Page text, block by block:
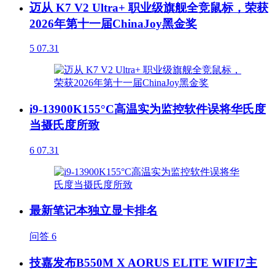
迈从 K7 V2 Ultra+ 职业级旗舰全竞鼠标，荣获
2026年第十一届ChinaJoy黑金奖
5 07.31
i9-13900K155°C高温实为监控软件误将华氏度
当摄氏度所致
6 07.31
最新笔记本独立显卡排名
问答 6
技嘉发布B550M X AORUS ELITE WIFI7主